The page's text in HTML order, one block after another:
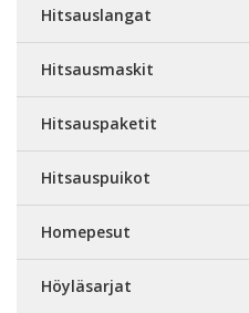
Hitsauslangat
Hitsausmaskit
Hitsauspaketit
Hitsauspuikot
Homepesut
Höyläsarjat